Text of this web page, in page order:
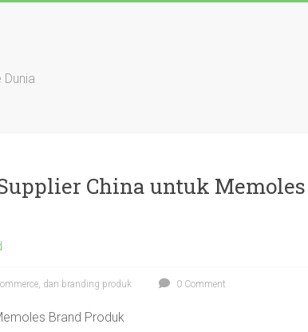
China untuk Memoles
dan branding produk 0 Comment
Brand Produk